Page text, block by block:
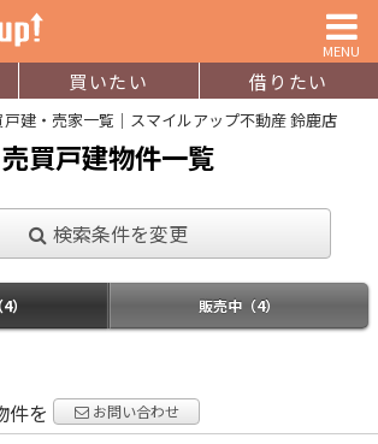
MENU
買いたい 借りたい
建・売家一覧｜スマイルアップ不動産 鈴鹿店
売買戸建物件一覧
検索条件を変更
） 販売中（4）
件を
お問い合わせ